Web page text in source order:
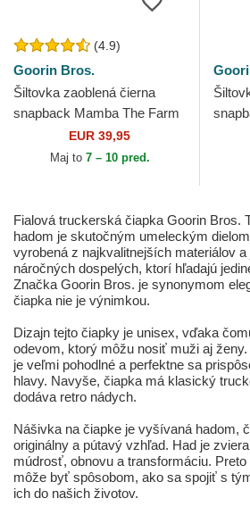
(4.9)
Goorin Bros.
Šiltovka zaoblená čierna
snapback Mamba The Farm
Goorin Bros.EUR 39,95
Maj to 7 – 10 pred.
Fialová truckerská čiapka Goorin Bros.
hadom je skutočným umeleckým
vyrobená z najkvalitnejších materiálov a
náročných dospelých, ktorí hľadajú
Značka Goorin Bros. je synonymom
čiapka nie je výnimkou.
Dizajn tejto čiapky je unisex, vďaka
odevom, ktorý môžu nosiť muži aj
je veľmi pohodlné a perfektne sa
hlavy. Navyše, čiapka má klasický
dodáva retro nádych.
Nášivka na čiapke je vyšívaná hadom,
originálny a pútavý vzhľad. Had je
múdrosť, obnovu a transformáciu.
môže byť spôsobom, ako sa spojiť s
ich do našich životov.